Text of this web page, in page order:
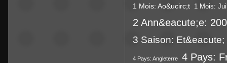
1 Mois: Ao&ucirc;t 1 Mois:
2 Ann&eacute;e:
3 Saison: Et&eacute;
4 Pays: Angleterre 4 Pays: